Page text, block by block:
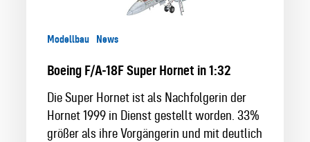
Modellbau News
Boeing F/A-18F Super Hornet in 1:32
Die Super Hornet ist als Nachfolgerin der
Hornet 1999 in Dienst gestellt worden. 33%
größer als ihre Vorgängerin und mit deutlich